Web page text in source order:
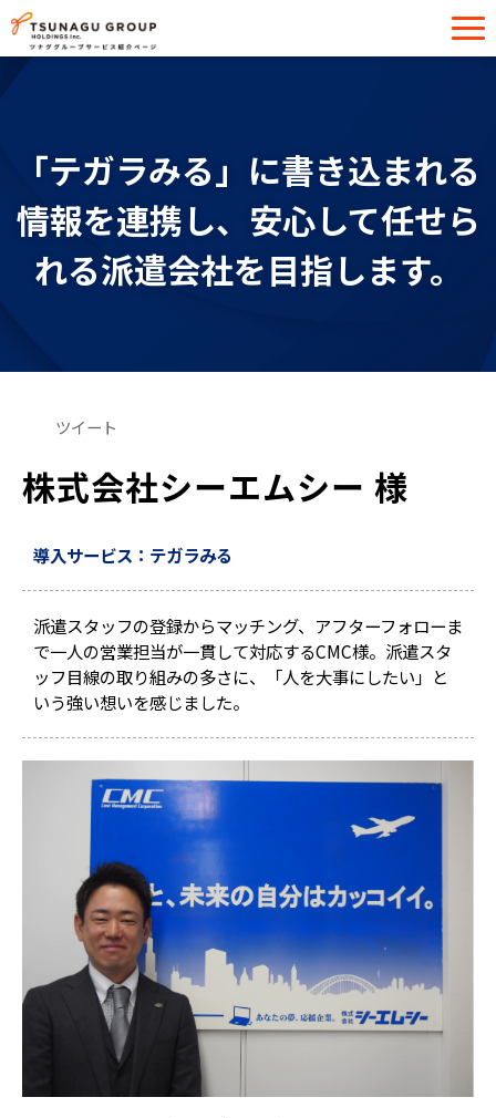
イベント・セミナー
お役立ち情報
お問い合わせ
「テガラみる」に書き込まれる
情報を連携し、安心して任せら
れる派遣会社を目指します。
ツイート
株式会社シーエムシー 様
導入サービス：テガラみる
派遣スタッフの登録からマッチング、アフターフォローま
で一人の営業担当が一貫して対応するCMC様。派遣スタ
ッフ目線の取り組みの多さに、「人を大事にしたい」と
いう強い想いを感じました。